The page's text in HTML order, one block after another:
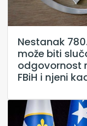
Nestanak
može biti
odgovornost
FBiH i njeni